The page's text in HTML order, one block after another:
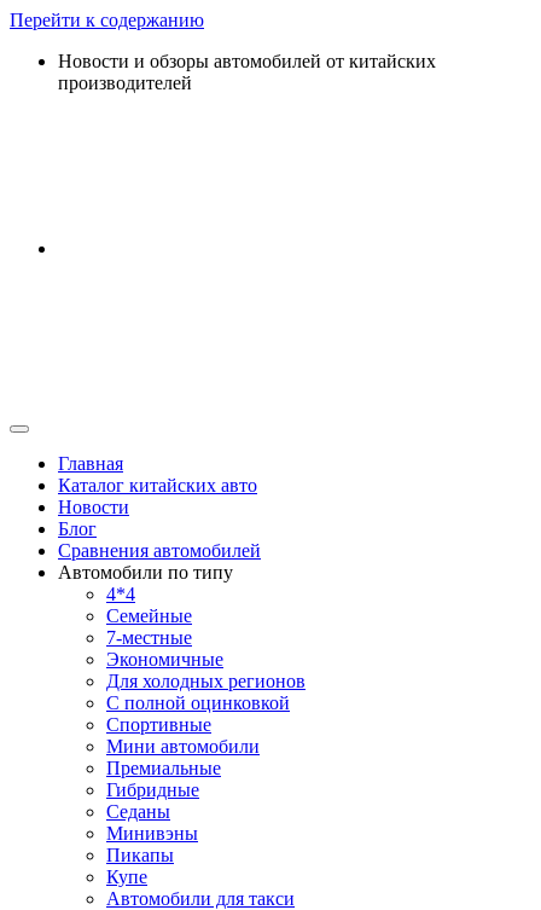
Перейти к содержанию
Новости и обзоры автомобилей от китайских
производителей
Главная
Каталог китайских авто
Новости
Блог
Сравнения автомобилей
Автомобили по типу
4*4
Семейные
7-местные
Экономичные
Для холодных регионов
С полной оцинковкой
Спортивные
Мини автомобили
Премиальные
Гибридные
Седаны
Минивэны
Пикапы
Купе
Автомобили для такси